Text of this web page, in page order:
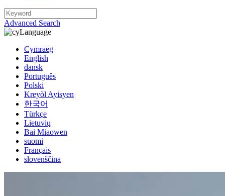
Advanced Search
Language
Cymraeg
English
dansk
Português
Polski
Kreyòl Ayisyen
한국어
Türkçe
Lietuvių
Bai Miaowen
suomi
Français
slovenščina